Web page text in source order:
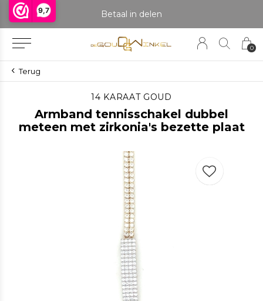
9,7
0
Betaal in delen
Terug
14 KARAAT GOUD
Armband tennisschakel dubbel
meteen met zirkonia's bezette plaat